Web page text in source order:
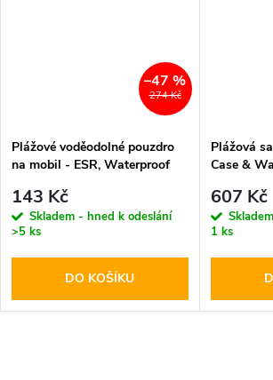
274 Kč
–47 %
Plážové voděodolné pouzdro
na mobil - ESR, Waterproof
143 Kč
Skladem - hned k odeslání
>5 ks
DO KOŠÍKU
Plážová
Case &
607 Kč
1 ks